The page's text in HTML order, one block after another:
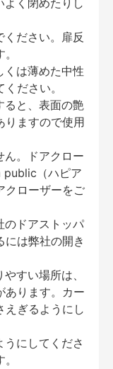
よく閉めたりし
ださい。扉反
は薄めた中性
ださい。
と、表面の艶
りますので使用
。ドアクロー
public（ハピア
クローザーをご
ドアストッパ
には弊社の開き
すい場所は、
あります。カー
えぎるようにし
にしてくださ